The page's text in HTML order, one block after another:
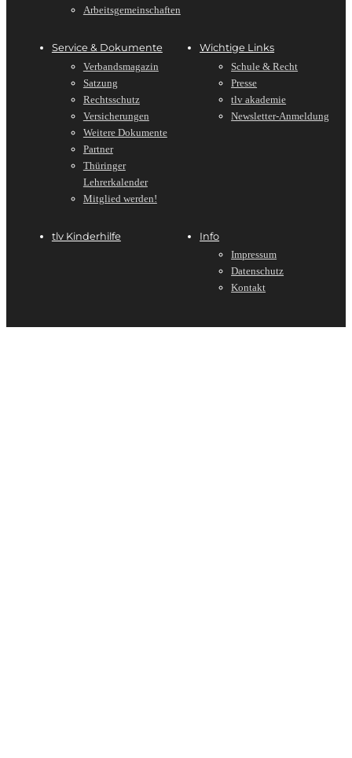
Arbeitsgemeinschaften
Service & Dokumente
Verbandsmagazin
Satzung
Rechtsschutz
Versicherungen
Weitere Dokumente
Partner
Thüringer
Lehrerkalender
Mitglied werden!
Wichtige Links
Schule & Recht
Presse
tlv akademie
Newsletter-Anmeldung
tlv Kinderhilfe
Info
Impressum
Datenschutz
Kontakt